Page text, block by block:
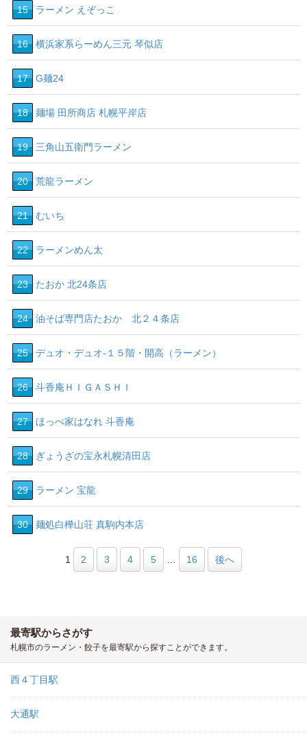
15 ラーメン えぞっこ
16 横浜家系らーめん三元 琴似店
17 G麺24
18 麺場 田所商店 札幌平岸店
19 三角山五衛門ラーメン
20 荒龍ラーメン
21 むいち
22 ラーメンめん太
23 たおか 北24条店
24 油そば専門店たおか 北２４条店
25 デュオ・デュオ‐１５階・開高（ラーメン）
26 斗香庵ＨＩＧＡＳＨＩ
27 ほっぺ家はなれ 斗香庵
28 ぎょうざの宝永札幌清田店
29 ラーメン 宝龍
30 麺処白樺山荘 真駒内本店
1 2 3 4 5 16 後へ
最寄駅からさがす
札幌市のラーメン・餃子を最寄駅から探すことができます。
西４丁目駅
大通駅